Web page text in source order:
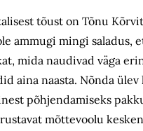
tõust on Tõnu
ammugi mingi saladus,
mida naudivad väga
aina naasta. Nõnda
põhjendamiseks
mõttevoolu